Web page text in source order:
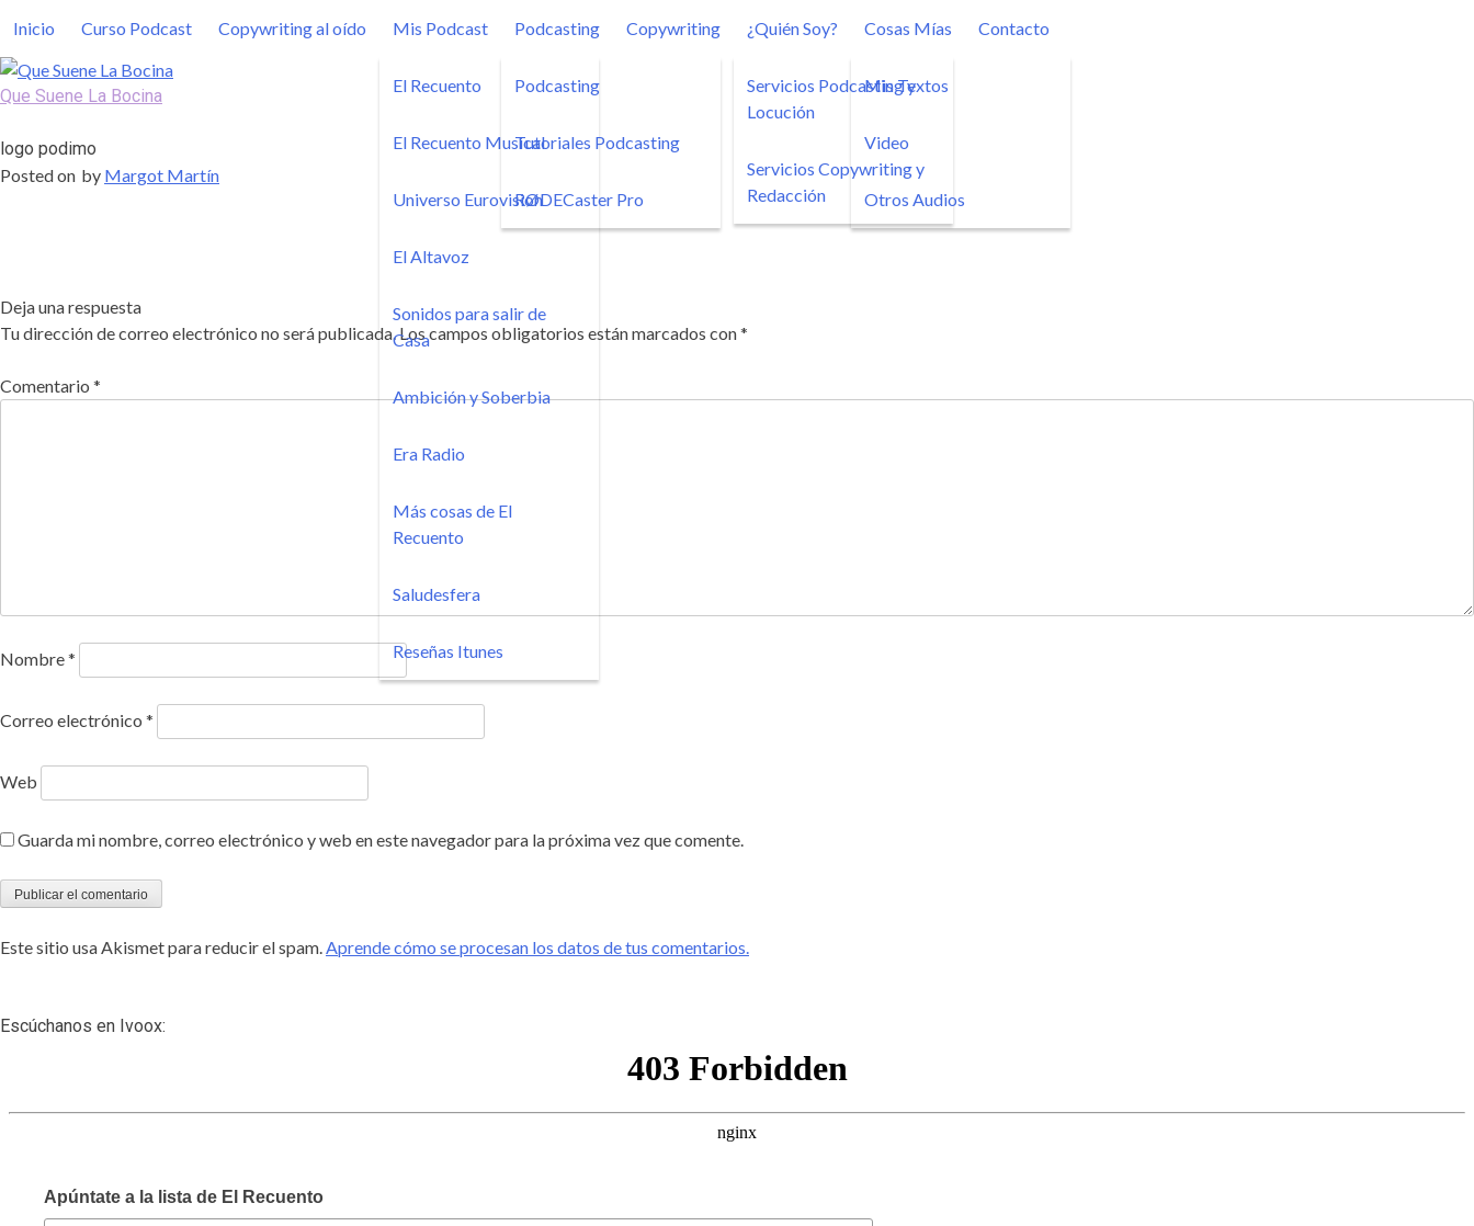
to
content
Inicio Curso Podcast Copywriting al oído Mis Podcast
El Recuento
El Recuento Musical
Universo Eurovision
El Altavoz
Sonidos para salir de
Casa
Ambición y Soberbia
Era Radio
Más cosas de El
Recuento
Saludesfera
Reseñas Itunes
Podcasting
Podcasting
Tutoriales Podcasting
RØDECaster Pro
Copywriting ¿Quién Soy?
Servicios Podcasting y
Locución
Servicios Copywriting y
Redacción
Cosas Mías
Mis Textos
Video
Otros Audios
Contacto
Que Suene La Bocina
logo podimo
Posted on by Margot Martín
Deja una respuesta
Tu dirección de correo electrónico no será publicada.Los campos obligatorios están marcados con*
Comentario *
Nombre*
Correo electrónico *
Web
Guarda mi nombre, correo electrónico y web en este navegador para la próxima vez que comente.
Este sitio usa Akismet para reducir el spam.Aprende cómo se procesan los datos de tus comentarios.
Escúchanos en Ivoox:
Apúntate a la lista de El Recuento